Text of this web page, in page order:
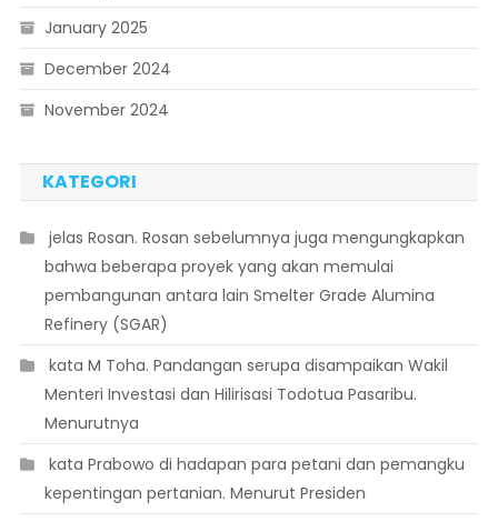
January 2025
December 2024
November 2024
KATEGORI
 jelas Rosan. Rosan sebelumnya juga mengungkapkan
bahwa beberapa proyek yang akan memulai
pembangunan antara lain Smelter Grade Alumina
Refinery (SGAR)
 kata M Toha. Pandangan serupa disampaikan Wakil
Menteri Investasi dan Hilirisasi Todotua Pasaribu.
Menurutnya
 kata Prabowo di hadapan para petani dan pemangku
kepentingan pertanian. Menurut Presiden